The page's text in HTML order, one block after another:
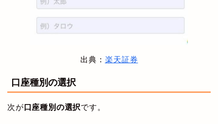
出典： 楽天証券
口座種別の選択
次が 口座種別の選択です。